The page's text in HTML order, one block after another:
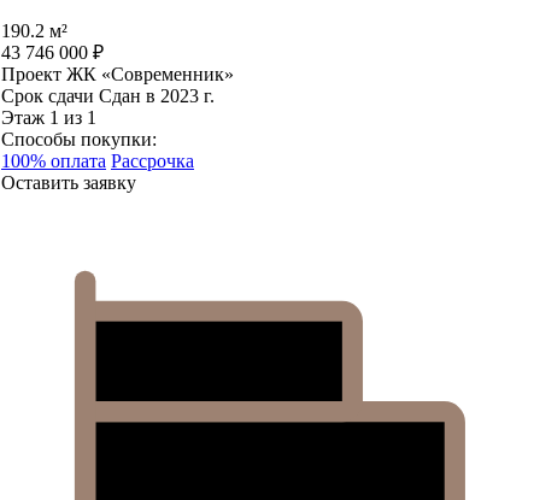
190.2 м²
43 746 000 ₽
Проект ЖК «Современник»
Срок сдачи Сдан в 2023 г.
Этаж 1 из 1
Способы покупки:
100% оплата Рассрочка
Оставить заявку